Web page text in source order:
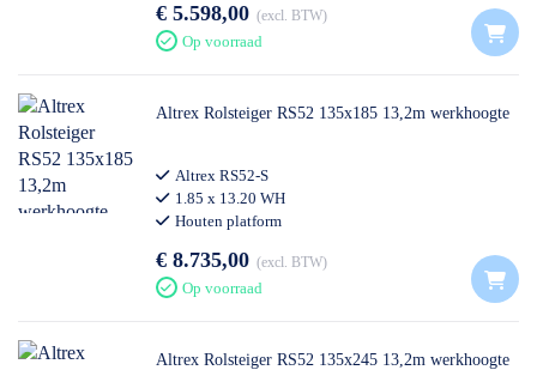
€ 5.598,00 excl. BTW
Op voorraad
Altrex Rolsteiger RS52 135x185 13,2m werkhoogte
Altrex RS52-S
1.85 x 13.20 WH
Houten platform
€ 8.735,00 excl. BTW
Op voorraad
Altrex Rolsteiger RS52 135x245 13,2m werkhoogte